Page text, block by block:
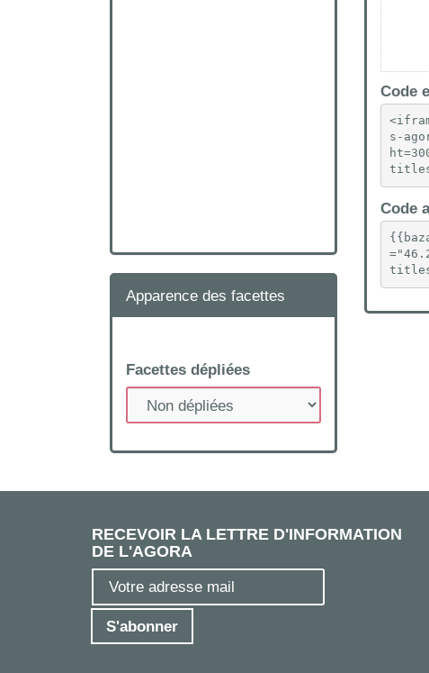
Apparence des facettes
Facettes dépliées
Code
s-
Code
RECEVOIR LA LETTRE D'INFORMATION
DE L'AGORA
S'abonner